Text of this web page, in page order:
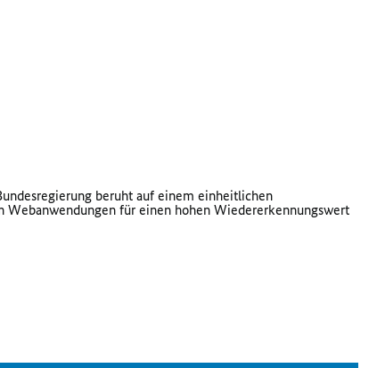
beruht auf einem einheitlichen
Webanwendungen für einen hohen Wiedererkennungswert